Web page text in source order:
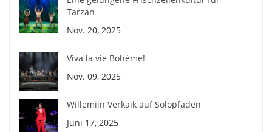
Tarzan
Nov. 20, 2025
Viva la vie Bohème!
Nov. 09, 2025
Willemijn Verkaik auf Solopfaden
Juni 17, 2025